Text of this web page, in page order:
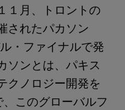
１月、トロントの
されたパカソン
・ファイナルで発
ソンとは、パキス
クノロジー開発を
このグローバルフ